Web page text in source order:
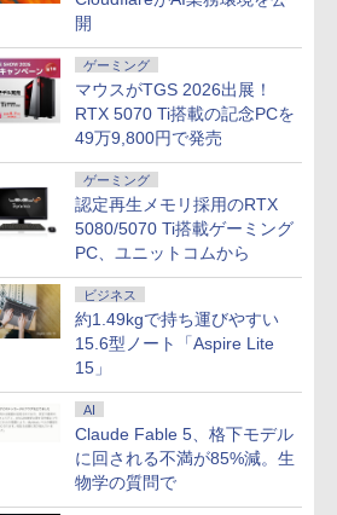
開
ゲーミング
マウスがTGS 2026出展！
RTX 5070 Ti搭載の記念PCを
49万9,800円で発売
ゲーミング
認定再生メモリ採用のRTX
5080/5070 Ti搭載ゲーミング
PC、ユニットコムから
ビジネス
約1.49kgで持ち運びやすい
15.6型ノート「Aspire Lite
15」
AI
Claude Fable 5、格下モデル
に回される不満が85%減。生
物学の質問で